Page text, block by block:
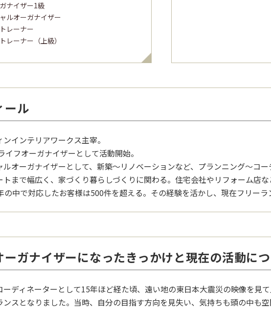
ナイザー1級
ルオーガナイザー
レーナー
レーナー（上級）
ール
インテリアワークス主宰。
イフオーガナイザーとして活動開始。
ルオーガナイザーとして、新築～リノベーションなど、プランニング～コ
トまで幅広く、家づくり暮らしづくりに関わる。住宅会社やリフォーム店
の中で対応したお客様は500件を超える。その経験を活かし、現在フリー
ーガナイザーになったきっかけと現在の活動に
ーディネーターとして15年ほど経た頃、遠い地の東日本大震災の映像を見
ンスとなりました。当時、自分の目指す方向を見失い、気持ちも頭の中も